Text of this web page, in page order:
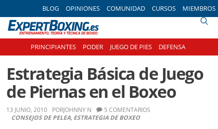
to
primary
navigation
to
main
to
primary
to
footer
BLOG OPINIONES COMUNIDAD CURSOS MIEMBROS
PRINCIPIANTES PODER JUEGO DE PIES DEFENSA
Estrategia Básica de Juego
de Piernas en el Boxeo
13 JUNIO, 2010 PORJOHNNY N
CONSEJOS DE PELEA, ESTRATEGIA DE BOXEO
5 COMENTARIOS